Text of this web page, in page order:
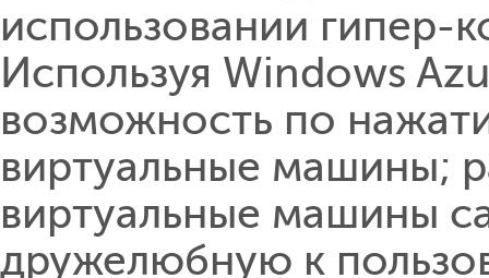
использовании гипер-
Используя Windows
возможность по
виртуальные машины;
виртуальные машины
дружелюбную к